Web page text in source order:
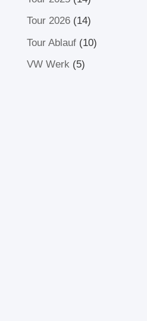
Tour 2026(14)
Tour Ablauf(10)
VW Werk(5)